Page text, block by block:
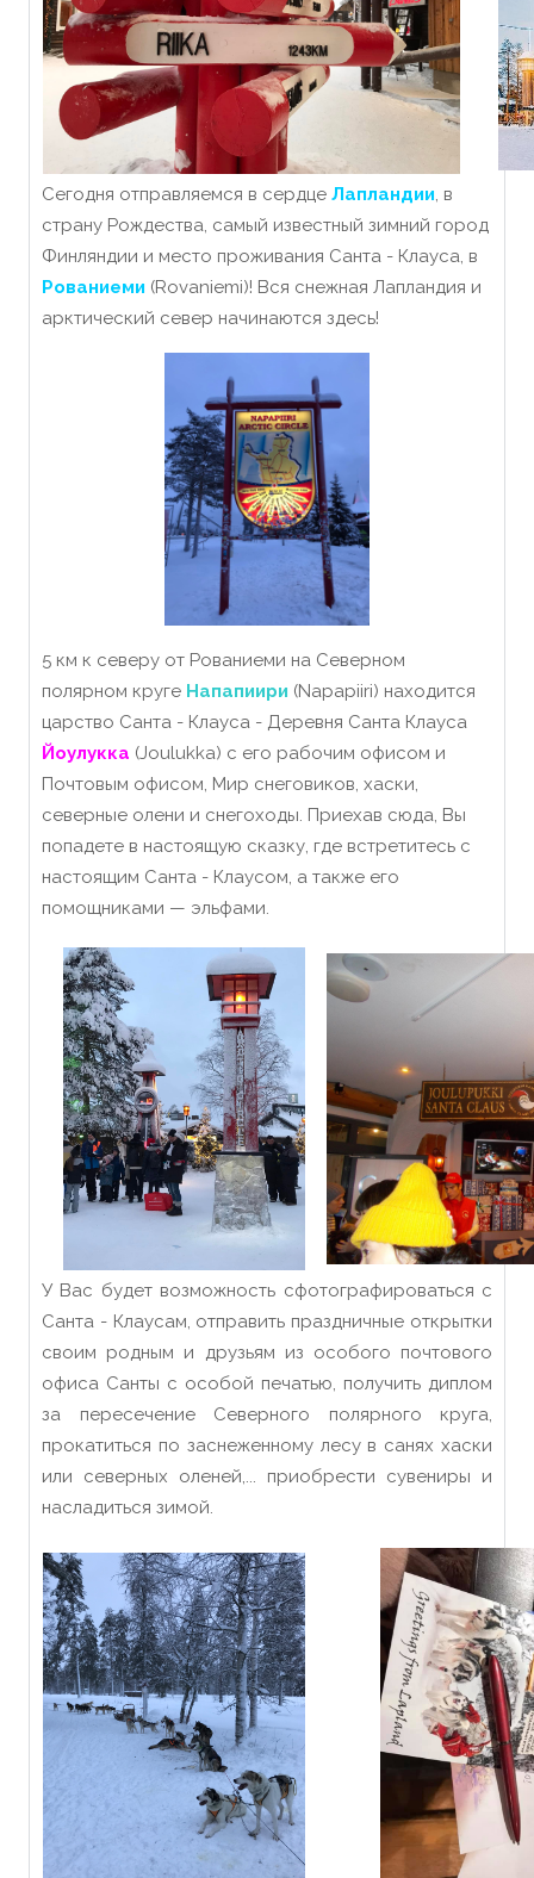
Сегодня отправляемся в сердце Лапландии, в
страну Рождества, самый известный зимний город
Финляндии и место проживания Санта - Клауса, в
Рованиеми (Rovaniemi)! Вся снежная Лапландия и
арктический север начинаются здесь!
5 км к северу от Рованиеми на Северном
полярном круге Напапиири (Napapiiri) находится
царство Санта - Клауса - Деревня Санта Клауса
Йоулукка (Joulukka) с его рабочим офисом и
Почтовым офисом, Мир снеговиков, хаски,
северные олени и снегоходы. Приехав сюда, Вы
попадете в настоящую сказку, где встретитесь с
настоящим Санта - Клаусом, а также его
помощниками — эльфами.
У Вас будет возможность сфотографироваться с
Санта - Клаусам, отправить праздничные открытки
своим родным и друзьям из особого почтового
офиса Санты с особой печатью, получить диплом
за пересечение Северного полярного круга,
прокатиться по заснеженному лесу в санях хаски
или северных оленей,... приобрести сувениры и
насладиться зимой.